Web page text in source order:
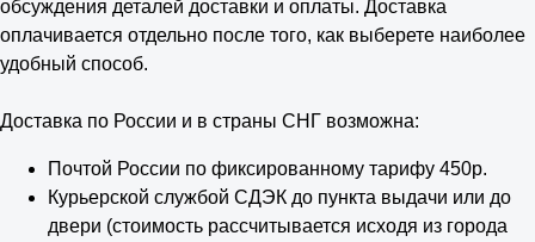
обсуждения деталей доставки и оплаты. Доставка
оплачивается отдельно после того, как выберете наиболее
удобный способ.
Доставка по России и в страны СНГ возможна:
Почтой России по фиксированному тарифу 450р.
Курьерской службой СДЭК до пункта выдачи или до
двери (стоимость рассчитывается исходя из города